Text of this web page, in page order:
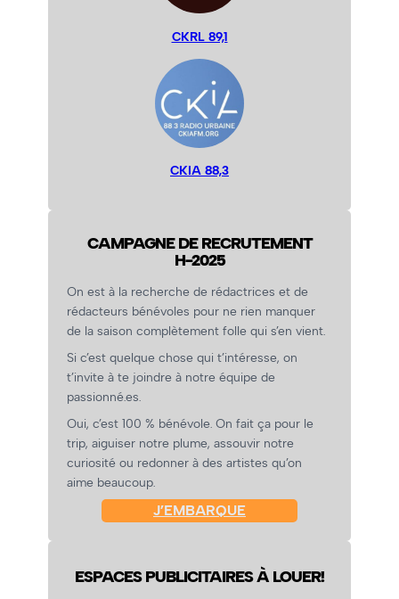
CKRL 89,1
CKIA 88,3
CAMPAGNE DE RECRUTEMENT
H-2025
On est à la recherche de rédactrices et de
rédacteurs bénévoles pour ne rien manquer
de la saison complètement folle qui s’en vient.
Si c’est quelque chose qui t’intéresse, on
t’invite à te joindre à notre équipe de
passionné.es.
Oui, c’est 100 % bénévole. On fait ça pour le
trip, aiguiser notre plume, assouvir notre
curiosité ou redonner à des artistes qu’on
aime beaucoup.
J’EMBARQUE
ESPACES PUBLICITAIRES À LOUER!